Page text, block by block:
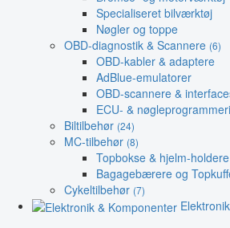
Specialiseret bilværktøj
Nøgler og toppe
OBD-diagnostik & Scannere (6)
OBD-kabler & adaptere
AdBlue-emulatorer
OBD-scannere &
ECU- &
Biltilbehør (24)
MC-tilbehør (8)
Topbokse & hjelm-holdere
Bagagebærere og
Cykeltilbehør (7)